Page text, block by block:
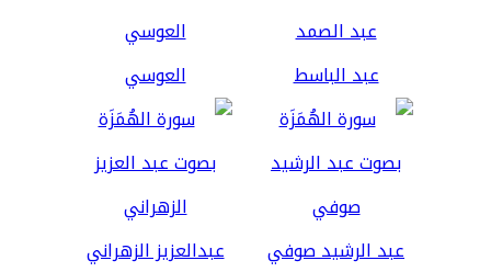
عبد الباسط العوسي
عبد الرشيد صوفي عبدالعزيز الزهراني